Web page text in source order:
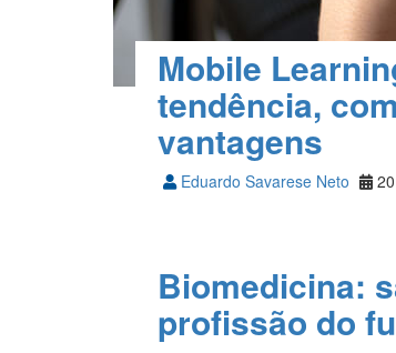
Mobile
tendência,
vantagens
Eduardo Savarese Neto
Biomedicina:
profissão do